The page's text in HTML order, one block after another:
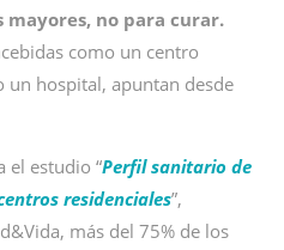
no para curar.
como un centro
un hospital, apuntan desde
el estudio “Perfil sanitario de
residenciales”,
más del 75% de los